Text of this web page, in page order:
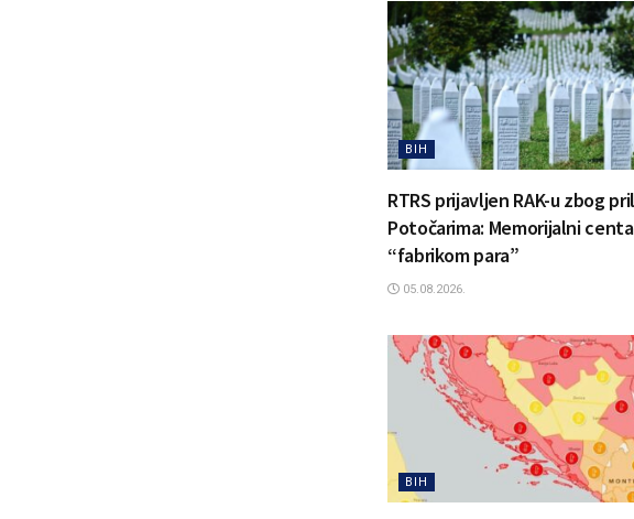
BIH
RTRS prijavljen RAK-u zbog
Potočarima: Memorijalni
“fabrikom para”
05.08.2026.
BIH